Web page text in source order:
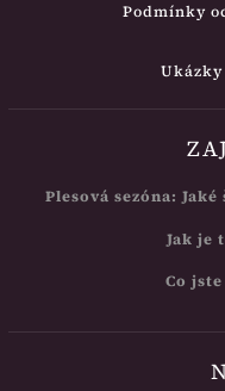
Podmínky
Plesová sezóna:
Jak je
Co